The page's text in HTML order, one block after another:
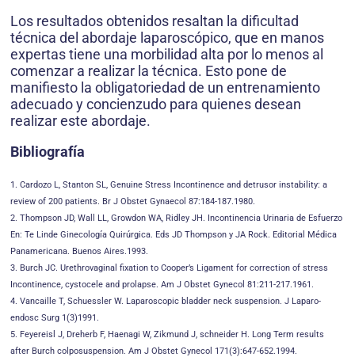
Los resultados obtenidos resaltan la dificultad
técnica del abordaje laparoscópico, que en manos
expertas tiene una morbilidad alta por lo menos al
comenzar a realizar la técnica. Esto pone de
manifiesto la obligatoriedad de un entrenamiento
adecuado y concienzudo para quienes desean
realizar este abordaje.
Bibliografía
1. Cardozo L, Stanton SL, Genuine Stress Incontinence and detrusor instability: a
review of 200 patients. Br J Obstet Gynaecol 87:184-187.1980.
2. Thompson JD, Wall LL, Growdon WA, Ridley JH. Incontinencia Urinaria de Esfuerzo
En: Te Linde Ginecología Quirúrgica. Eds JD Thompson y JA Rock. Editorial Médica
Panamericana. Buenos Aires.1993.
3. Burch JC. Urethrovaginal fixation to Cooper’s Ligament for correction of stress
Incontinence, cystocele and prolapse. Am J Obstet Gynecol 81:211-217.1961.
4. Vancaille T, Schuessler W. Laparoscopic bladder neck suspension. J Laparo-
endosc Surg 1(3)1991.
5. Feyereisl J, Dreherb F, Haenagi W, Zikmund J, schneider H. Long Term results
after Burch colposuspension. Am J Obstet Gynecol 171(3):647-652.1994.